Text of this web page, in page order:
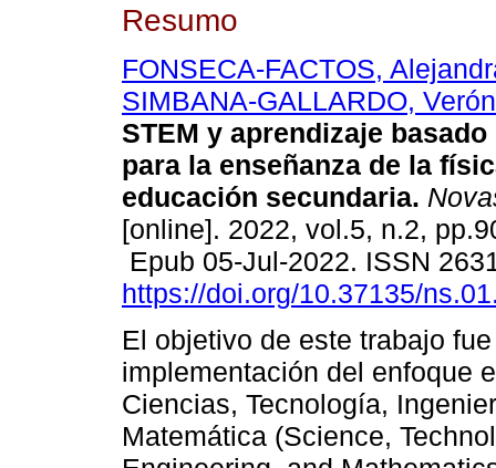
Resumo
FONSECA-FACTOS,
SIMBANA-GALLARDO,
STEM y aprendizaje
para la enseñanza de la
educación secundaria.
[online]. 2022, vol.5, n.2,
Epub 05-Jul-2022. ISSN
https://doi.org/10.37135/
El objetivo de este trabajo
implementación del enfoque
Ciencias, Tecnología,
Matemática (Science,